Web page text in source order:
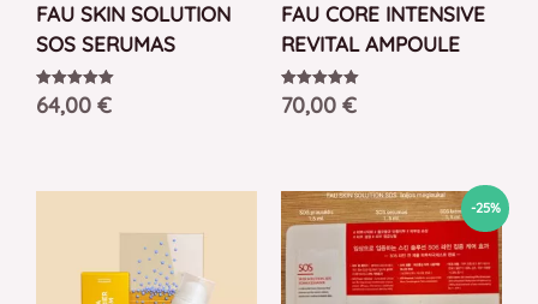
FAU SKIN SOLUTION
SOS SERUMAS
Įvertinimas:
5.00
64,00 €
FAU CORE INTENSIVE
REVITAL AMPOULE
Įvertinimas:
5.00
70,00 €
-25%
Original
price
was:
4,00 €.
Current
price
is:
3,00 €.